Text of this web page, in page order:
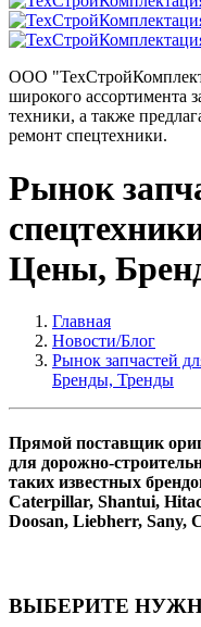
ООО
широкого ассортимента
техники, а также
ремонт спецтехники.
Рынок
Цены,
Главная
Новости/Блог
Рынок запчастей
Бренды, Тренды
Прямой поставщик
для дорожно-
таких известных
Caterpillar, Shantui,
Doosan, Liebherr, Sany,
ВЫБЕРИТЕ